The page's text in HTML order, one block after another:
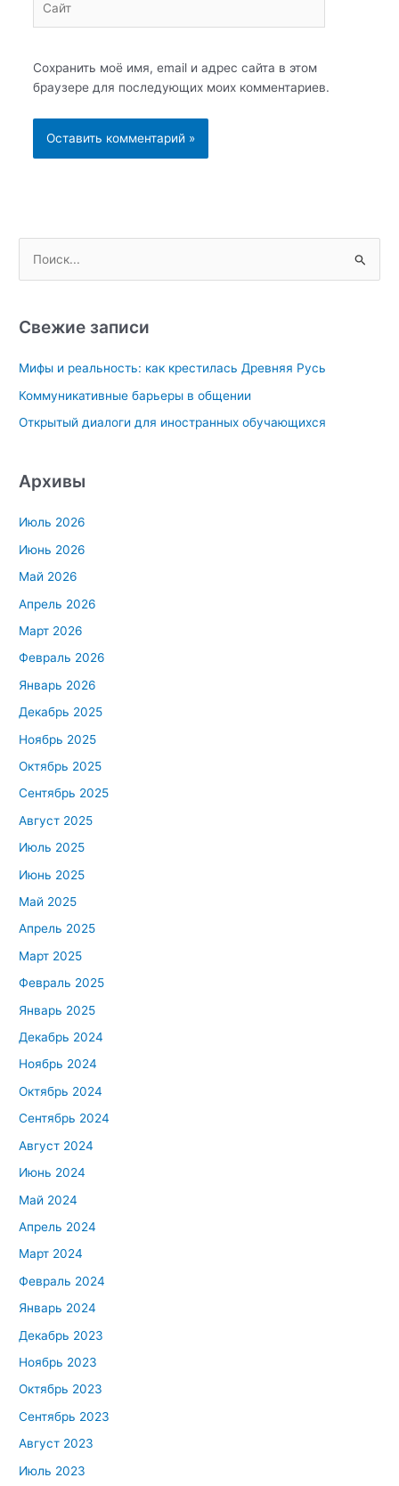
Сохранить моё имя, email и адрес сайта в этом
браузере для последующих моих комментариев.
с
:
Свежие записи
Мифы и реальность: как крестилась Древняя Русь
Коммуникативные барьеры в общении
Открытый диалоги для иностранных обучающихся
Архивы
Июль 2026
Июнь 2026
Май 2026
Апрель 2026
Март 2026
Февраль 2026
Январь 2026
Декабрь 2025
Ноябрь 2025
Октябрь 2025
Сентябрь 2025
Август 2025
Июль 2025
Июнь 2025
Май 2025
Апрель 2025
Март 2025
Февраль 2025
Январь 2025
Декабрь 2024
Ноябрь 2024
Октябрь 2024
Сентябрь 2024
Август 2024
Июнь 2024
Май 2024
Апрель 2024
Март 2024
Февраль 2024
Январь 2024
Декабрь 2023
Ноябрь 2023
Октябрь 2023
Сентябрь 2023
Август 2023
Июль 2023